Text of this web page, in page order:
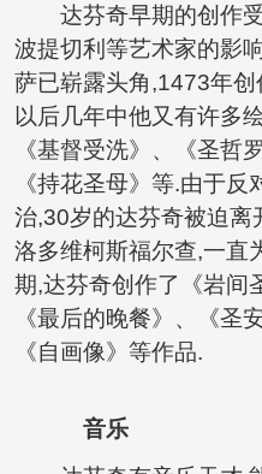
达芬奇早期的创作
波提切利等艺术家的影
萨已崭露头角,1473年
以后几年中他又有许多
《基督受洗》、《圣哲
《持花圣母》等.由于
治,30岁的达芬奇被迫离
洛多维柯斯福尔查,一直
期,达芬奇创作了《岩间
《最后的晚餐》、《圣
《自画像》等作品.
音乐